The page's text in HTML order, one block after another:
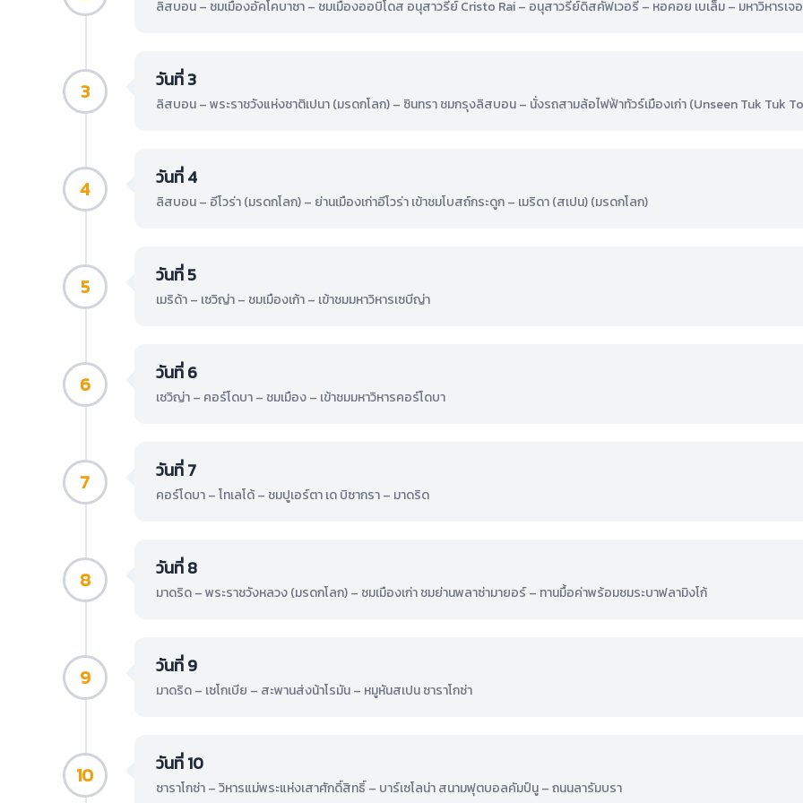
ลิสบอน – ชมเมืองอัคโคบาซา – ชมเมืองออบิโดส อนุสาวรีย์ Cristo Rai – อนุสาวรีย์ดิสคัฟเวอรี่ – หอคอย เบเล็ม – มหาวิหารเจอ
3 วันที่ 3
ลิสบอน – พระราชวังแห่งชาติเปนา (มรดกโลก) – ซินทรา ชมกรุงลิสบอน – นั่งรถสามล้อไฟฟ้าทัวร์เมืองเก่า (Unseen Tuk Tuk
4 วันที่ 4
ลิสบอน – อีโวร่า (มรดกโลก) – ย่านเมืองเก่าอีโวร่า เข้าชมโบสถ์กระดูก – เมริดา (สเปน) (มรดกโลก)
5 วันที่ 5
เมริด้า – เซวิญ่า – ชมเมืองเก้า – เข้าชมมหาวิหารเซบีญ่า
6 วันที่ 6
เซวิญ่า – คอร์โดบา – ชมเมือง – เข้าชมมหาวิหารคอร์โดบา
7 วันที่ 7
คอร์โดบา – โทเลโด้ – ชมปูเอร์ตา เด บิซากรา – มาดริด
8 วันที่ 8
มาดริด – พระราชวังหลวง (มรดกโลก) – ชมเมืองเก่า ชมย่านพลาซ่ามายอร์ – ทานมื้อค่าพร้อมชมระบาฟลามิงโก้
9 วันที่ 9
มาดริด – เซโกเบีย – สะพานส่งน้าโรมัน – หมูหันสเปน ซาราโกซ่า
10 วันที่ 10
ซาราโกซ่า – วิหารแม่พระแห่งเสาศักดิ์สิทธิ์ – บาร์เซโลน่า สนามฟุตบอลคัมป์นู – ถนนลารัมบรา